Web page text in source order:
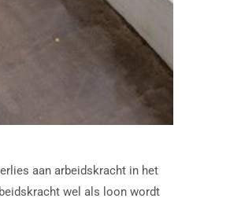
aan arbeidskracht in het
wel als loon wordt